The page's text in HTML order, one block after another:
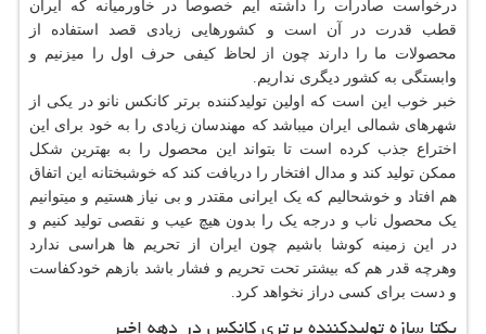
درخواست صادرات را داشته ایم خصوصا در خاورمیانه که ایران
قطب قدرت در آن است و کشورهایی زیادی قصد استفاده از
محصولات ما را دارند چون از لحاظ کیفی حرف اول را میزنیم و
وابستگی به کشور دیگری نداریم.
خبر خوب این است که اولین تولیدکننده برتر کانکس نانو در یکی از
شهرهای شمالی ایران میباشد که مهندسان زیادی را به خود برای این
اختراع جذب کرده است تا بتواند این محصول را به بهترین شکل
ممکن تولید کند و مدال افتخار را دریافت کند که خوشبختانه این اتفاق
هم افتاد و خوشحالیم که یک ایرانی مقتدر و بی نیاز هستیم و میتوانیم
یک محصول ناب و درجه یک را بدون هیچ عیب و نقصی تولید کنیم و
در این زمینه کوشا باشیم چون ایران از تحریم ها هراسی ندارد
وهرچه قدر هم که بیشتر تحت تحریم و فشار باشد بازهم خودکفاست
و دست برای کسی دراز نخواهد کرد.
یکتا سازه تولیدکننده برتری کانکس در دهه اخیر